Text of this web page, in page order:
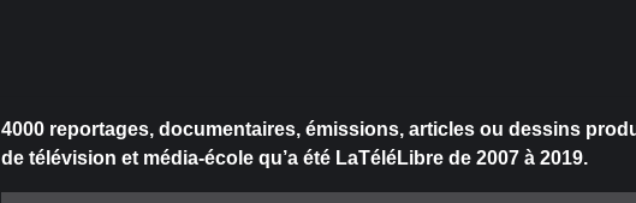
4000 reportages, documentaires, émissions, articles ou dessins
de télévision et média-école qu’a été LaTéléLibre de 2007 à 2019.